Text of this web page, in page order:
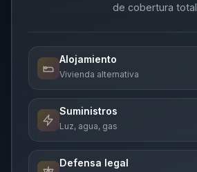
de cobertura total
Alojamiento
Vivienda alternativa
Suministros
Luz, agua, gas
Defensa legal